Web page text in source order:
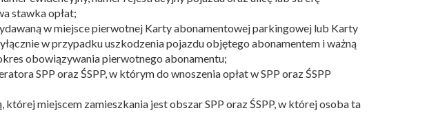
stawka opłat;
w miejsce pierwotnej Karty abonamentowej parkingowej lub Karty
w przypadku uszkodzenia pojazdu objętego abonamentem i ważną
obowiązywania pierwotnego abonamentu;
SPP oraz ŚSPP, w którym do wnoszenia opłat w SPP oraz ŚSPP
miejscem zamieszkania jest obszar SPP oraz ŚSPP, w której osoba ta